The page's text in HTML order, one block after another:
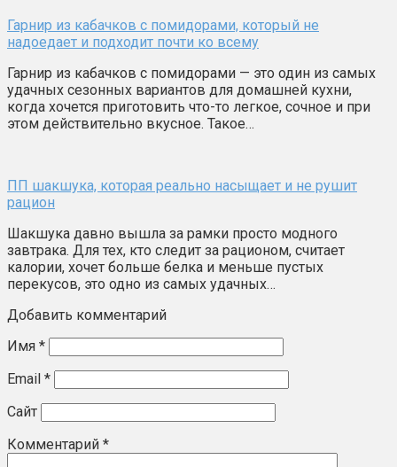
Гарнир из кабачков с помидорами, который не
надоедает и подходит почти ко всему
Гарнир из кабачков с помидорами — это один из самых
удачных сезонных вариантов для домашней кухни,
когда хочется приготовить что-то легкое, сочное и при
этом действительно вкусное. Такое…
ПП шакшука, которая реально насыщает и не рушит
рацион
Шакшука давно вышла за рамки просто модного
завтрака. Для тех, кто следит за рационом, считает
калории, хочет больше белка и меньше пустых
перекусов, это одно из самых удачных…
Добавить комментарий
Имя *
Email *
Сайт
Комментарий *